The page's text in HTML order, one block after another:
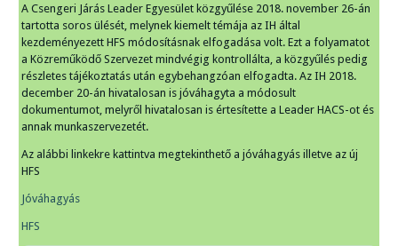
A Csengeri Járás Leader Egyesület közgyűlése 2018. november 26-án
tartotta soros ülését, melynek kiemelt témája az IH által
kezdeményezett HFS módosításnak elfogadása volt. Ezt a folyamatot
a Közreműködő Szervezet mindvégig kontrollálta, a közgyűlés pedig
részletes tájékoztatás után egybehangzóan elfogadta. Az IH 2018.
december 20-án hivatalosan is jóváhagyta a módosult
dokumentumot, melyről hivatalosan is értesítette a Leader HACS-ot és
annak munkaszervezetét.
Az alábbi linkekre kattintva megtekinthető a jóváhagyás illetve az új
HFS
Jóváhagyás
HFS